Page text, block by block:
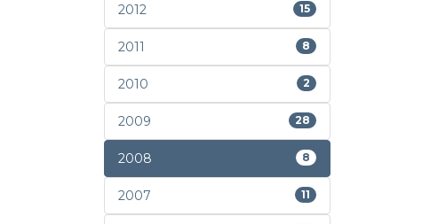
2012 15
2011 8
2010 2
2009 28
2008 8
2007 11